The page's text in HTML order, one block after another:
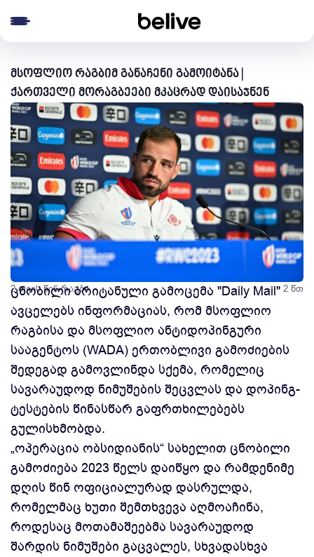
მსოფლიო რაგბიმ განაჩენი გამოიტანა |
ქართველი მორაგბეები მკაცრად დაისაჯნენ
2 თვის წინ რაგბი 2 წთ
ცნობილი ბრიტანული გამოცემა "Daily Mail"
ავცელებს ინფორმაციას, რომ მსოფლიო
რაგბისა და მსოფლიო ანტიდოპინგური
სააგენტოს (WADA) ერთობლივი გამოძიების
შედეგად გამოვლინდა სქემა, რომელიც
სავარაუდოდ ნიმუშების შეცვლას და დოპინგ-
ტესტების წინასწარ გაფრთხილებებს
გულისხმობდა.
„ოპერაცია ობსიდიანის“ სახელით ცნობილი
გამოძიება 2023 წელს დაიწყო და რამდენიმე
დღის წინ ოფიციალურად დასრულდა,
რომელმაც ხუთი შემთხვევა აღმოაჩინა,
როდესაც მოთამაშეებმა სავარაუდოდ
შარდის ნიმუშები გაცვალეს, სხვადასხვა